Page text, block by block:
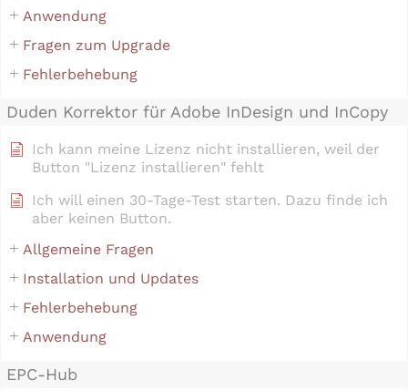
Anwendung
Fragen zum Upgrade
Fehlerbehebung
Duden Korrektor für Adobe InDesign und InCopy
Ich kann meine Lizenz nicht installieren, weil der
Button "Lizenz installieren" fehlt
Ich will einen 30-Tage-Test starten. Dazu finde ich
aber keinen Button.
Allgemeine Fragen
Installation und Updates
Fehlerbehebung
Anwendung
EPC-Hub